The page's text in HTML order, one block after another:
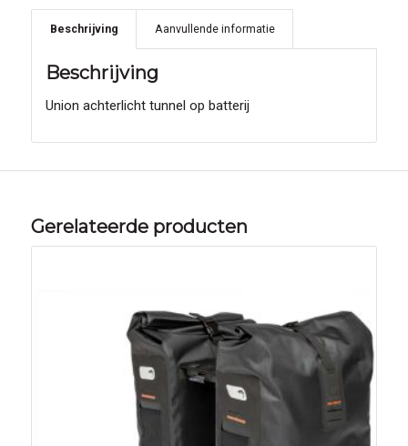
Beschrijving Aanvullende informatie
Beschrijving
Union achterlicht tunnel op batterij
Gerelateerde producten